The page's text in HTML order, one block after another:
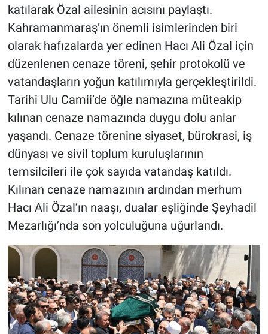
katılarak Özal ailesinin acısını paylaştı.
Kahramanmaraş’ın önemli isimlerinden biri
olarak hafızalarda yer edinen Hacı Ali Özal için
düzenlenen cenaze töreni, şehir protokolü ve
vatandaşların yoğun katılımıyla gerçekleştirildi.
Tarihi Ulu Camii’de öğle namazına müteakip
kılınan cenaze namazında duygu dolu anlar
yaşandı. Cenaze törenine siyaset, bürokrasi, iş
dünyası ve sivil toplum kuruluşlarının
temsilcileri ile çok sayıda vatandaş katıldı.
Kılınan cenaze namazının ardından merhum
Hacı Ali Özal’ın naaşı, dualar eşliğinde Şeyhadil
Mezarlığı’nda son yolculuğuna uğurlandı.